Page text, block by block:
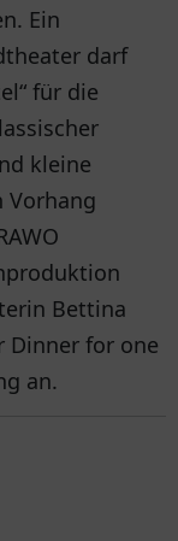
Ein
darf
für die
kleine
Vorhang
Bettina
Dinner for one
an.